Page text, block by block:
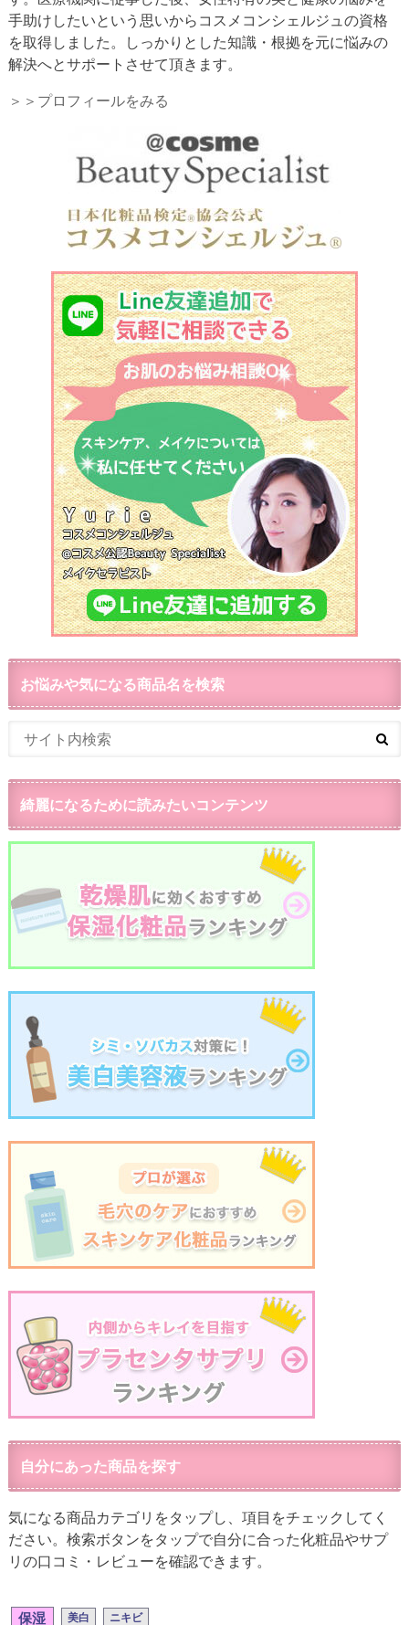
手助けしたいという思いからコスメコンシェルジュの資格
を取得しました。しっかりとした知識・根拠を元に悩みの
解決へとサポートさせて頂きます。
＞＞プロフィールをみる
お悩みや気になる商品名を検索
綺麗になるために読みたいコンテンツ
自分にあった商品を探す
気になる商品カテゴリをタップし、項目をチェックしてく
ださい。検索ボタンをタップで自分に合った化粧品やサプ
リの口コミ・レビューを確認できます。
保湿 美白 ニキビ